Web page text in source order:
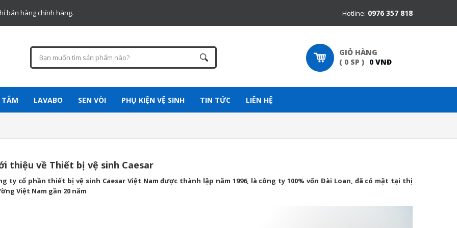
bán hàng chính hãng. Hotline: 0976 357 818
GIỎ HÀNG
0 VNĐ
( 0 SP )
TẮM LAVABO SEN VÒI PHỤ KIỆN VỆ SINH TIN TỨC LIÊN HỆ
thiệu về Thiết bị vệ sinh Caesar
ty cổ phần thiết bị vệ sinh Caesar Việt Nam được thành lập năm 1996, là công ty 100% vốn Đài Loan, đã có mặt tại thị
Việt Nam gần 20 năm